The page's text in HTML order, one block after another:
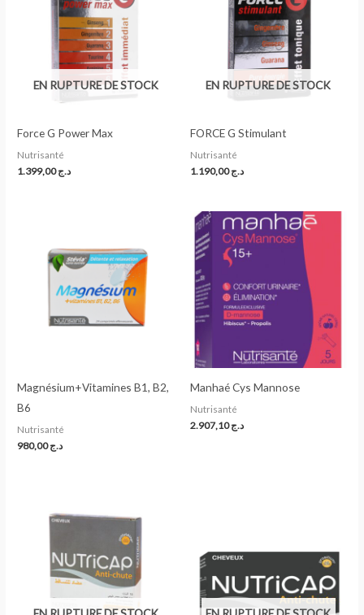
EN RUPTURE DE STOCK
Force G Power Max
Nutrisanté
د.ج1.399,00
EN RUPTURE DE STOCK
FORCE G Stimulant
Nutrisanté
د.ج1.190,00
Magnésium+Vitamines B1, B2,
B6
Nutrisanté
د.ج980,00
Manhaé Cys Mannose
Nutrisanté
د.ج2.907,10